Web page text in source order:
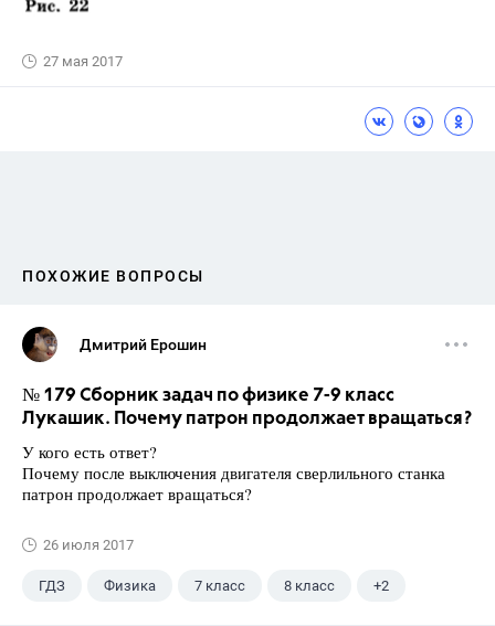
27 мая 2017
ПОХОЖИЕ ВОПРОСЫ
Дмитрий Ерошин
№ 179 Сборник задач по физике 7-9 класс
Лукашик. Почему патрон продолжает вращаться?
У кого есть ответ?
Почему после выключения двигателя сверлильного станка
патрон продолжает вращаться?
26 июля 2017
ГДЗ Физика 7 класс 8 класс +2